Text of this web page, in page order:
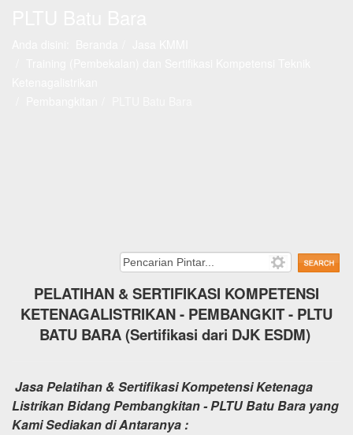
PELATIHAN &SERTIFIKASI KOMPETENSI
KETENAGALISTRIKAN - PEMBANGKIT - PLTU
BATU BARA (Sertifikasi dari DJK ESDM)
Jasa Pelatihan & Sertifikasi Kompetensi Ketenaga
Listrikan Bidang Pembangkitan - PLTU Batu Bara yang
Kami Sediakan di Antaranya :